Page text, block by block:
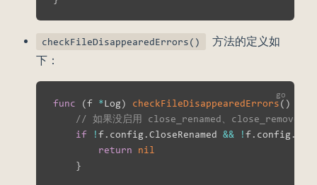
checkFileDisappearedErrors()
方法的定义如
下：
func (f *Log) checkFileDisappearedErrors( )
// 如果没启用 close_renamed、close_removed
if
!f. config .CloseRenamed && !f. config .
return
nil
}